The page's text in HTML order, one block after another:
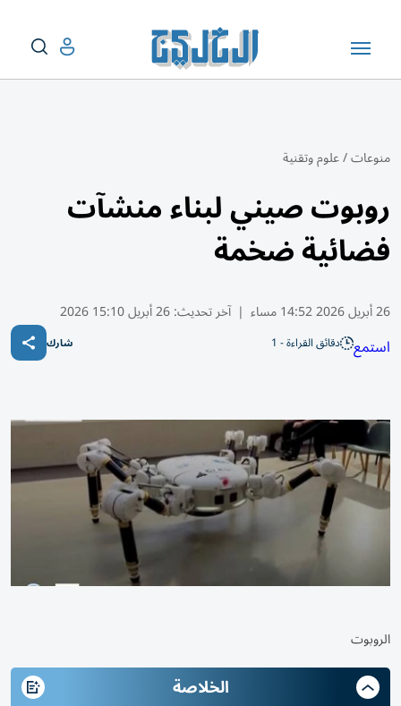
منوعات/علوم وتقنية
روبوت صيني لبناء منشآت
فضائية ضخمة
26 أبريل 2026 14:52 مساء | آخر تحديث:26 أبريل 15:10 2026
استمع دقائق القراءة - 1 شارك
الروبوت
الخلاصة